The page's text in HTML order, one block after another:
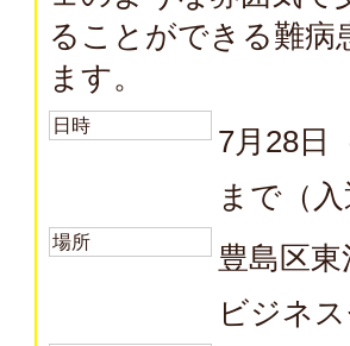
ることができる難病
ます。
日時
7月28日
まで（
場所
豊島区
ビジネ